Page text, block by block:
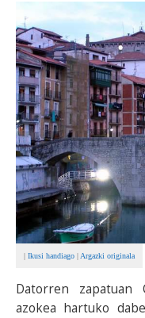
| Ikusi handiago | Argazki originala
Datorren zapatuan
azokea hartuko